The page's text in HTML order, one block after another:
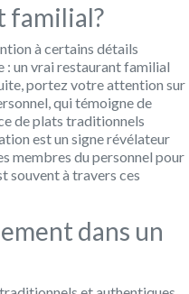
familial?
à certains détails
: un vrai restaurant familial
portez votre attention sur
qui témoigne de
de plats traditionnels
est un signe révélateur
membres du personnel pour
souvent à travers ces
dans un